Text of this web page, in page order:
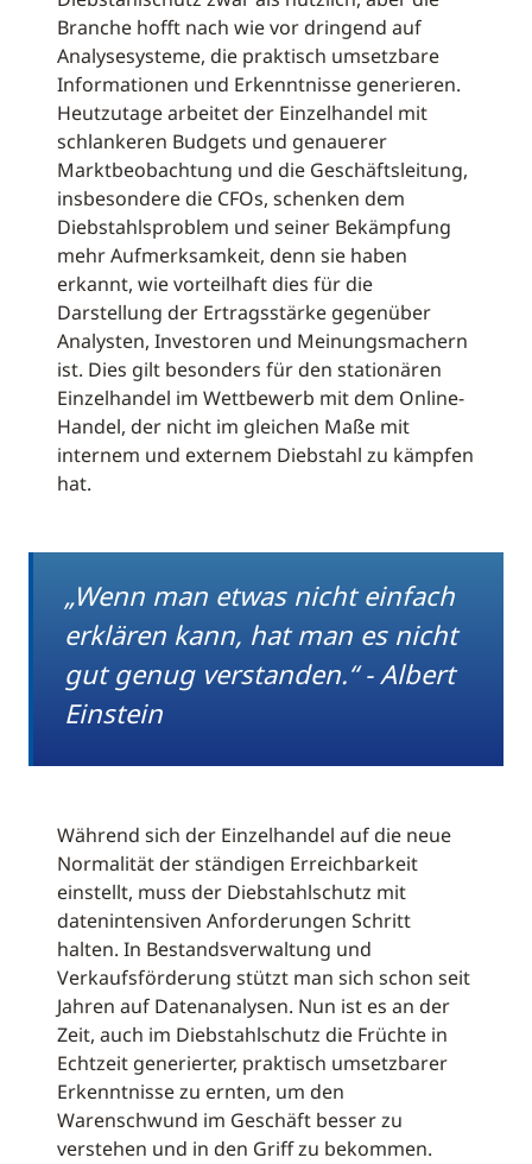
Branche hofft nach wie vor dringend auf
Analysesysteme, die praktisch umsetzbare
Informationen und Erkenntnisse generieren.
Heutzutage arbeitet der Einzelhandel mit
schlankeren Budgets und genauerer
Marktbeobachtung und die Geschäftsleitung,
insbesondere die CFOs, schenken dem
Diebstahlsproblem und seiner Bekämpfung
mehr Aufmerksamkeit, denn sie haben
erkannt, wie vorteilhaft dies für die
Darstellung der Ertragsstärke gegenüber
Analysten, Investoren und Meinungsmachern
ist. Dies gilt besonders für den stationären
Einzelhandel im Wettbewerb mit dem Online-
Handel, der nicht im gleichen Maße mit
internem und externem Diebstahl zu kämpfen
hat.
„Wenn man etwas nicht einfach
erklären kann, hat man es nicht
gut genug verstanden.“ - Albert
Einstein
Während sich der Einzelhandel auf die neue
Normalität der ständigen Erreichbarkeit
einstellt, muss der Diebstahlschutz mit
datenintensiven Anforderungen Schritt
halten. In Bestandsverwaltung und
Verkaufsförderung stützt man sich schon seit
Jahren auf Datenanalysen. Nun ist es an der
Zeit, auch im Diebstahlschutz die Früchte in
Echtzeit generierter, praktisch umsetzbarer
Erkenntnisse zu ernten, um den
Warenschwund im Geschäft besser zu
verstehen und in den Griff zu bekommen.